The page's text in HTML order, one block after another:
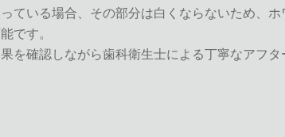
ている場合、その部分は白くならないため、
です。
を確認しながら歯科衛生士による丁寧なアフタ